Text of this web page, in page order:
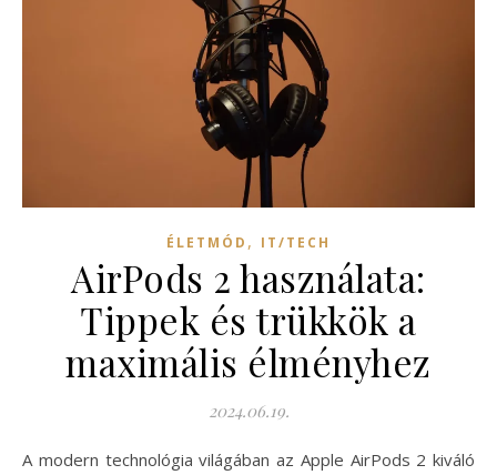
ÉLETMÓD , IT/TECH
AirPods 2 használata:
Tippek és trükkök a
maximális élményhez
2024.06.19.
A modern technológia világában az Apple AirPods 2 kiváló